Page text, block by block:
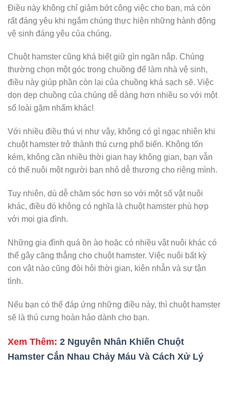
Điều này không chỉ giảm bớt công việc cho bạn, mà còn
rất đáng yêu khi ngắm chúng thực hiện những hành động
vệ sinh đáng yêu của chúng.
Chuột hamster cũng khá biết giữ gìn ngăn nắp. Chúng
thường chọn một góc trong chuồng để làm nhà vệ sinh,
điều này giúp phần còn lại của chuồng khá sạch sẽ. Việc
dọn dẹp chuồng của chúng dễ dàng hơn nhiều so với một
số loài gặm nhấm khác!
Với nhiều điều thú vị như vậy, không có gì ngạc nhiên khi
chuột hamster trở thành thú cưng phổ biến. Không tốn
kém, không cần nhiều thời gian hay không gian, bạn vẫn
có thể nuôi một người bạn nhỏ dễ thương cho riêng mình.
Tuy nhiên, dù dễ chăm sóc hơn so với một số vật nuôi
khác, điều đó không có nghĩa là chuột hamster phù hợp
với mọi gia đình.
Những gia đình quá ồn ào hoặc có nhiều vật nuôi khác có
thể gây căng thẳng cho chuột hamster. Việc nuôi bất kỳ
con vật nào cũng đòi hỏi thời gian, kiên nhẫn và sự tận
tình.
Nếu bạn có thể đáp ứng những điều này, thì chuột hamster
sẽ là thú cưng hoàn hảo dành cho bạn.
Xem Thêm: 2 Nguyên Nhân Khiến Chuột
Hamster Cắn Nhau Chảy Máu Và Cách Xử Lý